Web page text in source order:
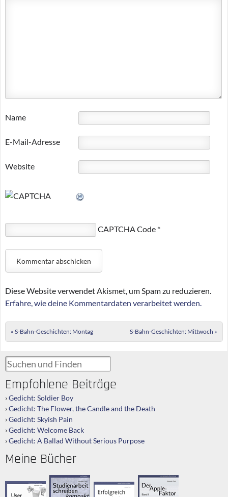
Name
E-Mail-Adresse
Website
CAPTCHA Code *
Diese Website verwendet Akismet, um Spam zu reduzieren.
Erfahre, wie deine Kommentardaten verarbeitet werden.
Post navigation
« S-Bahn-Geschichten: Montag S-Bahn-Geschichten: Mittwoch »
Suchen und Finden
Empfohlene Beiträge
Gedicht: Soldier Boy
Gedicht: The Flower, the Candle and the Death
Gedicht: Skyish Pain
Gedicht: Welcome Back
Gedicht: A Ballad Without Serious Purpose
Meine Bücher
User Interface
Design
Studienarbeit
schreiben
Erfolgreich
scheitern
Der Apple-
Faktor